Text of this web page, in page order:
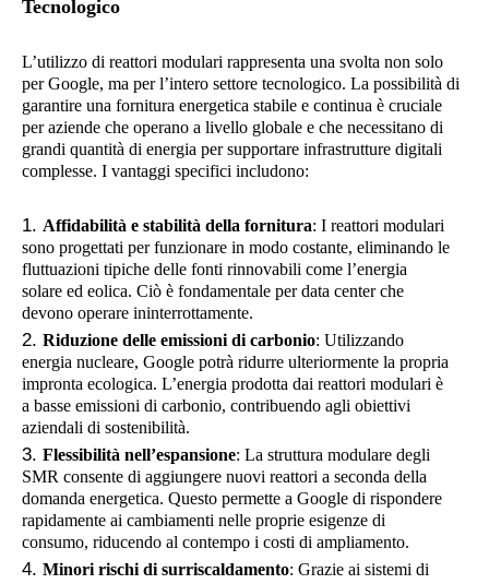
Tecnologico
L’utilizzo di reattori modulari rappresenta una svolta non solo
per Google, ma per l’intero settore tecnologico. La possibilità di
garantire una fornitura energetica stabile e continua è cruciale
per aziende che operano a livello globale e che necessitano di
grandi quantità di energia per supportare infrastrutture digitali
complesse. I vantaggi specifici includono:
Affidabilità e stabilità della fornitura: I reattori modulari
sono progettati per funzionare in modo costante, eliminando le
fluttuazioni tipiche delle fonti rinnovabili come l’energia
solare ed eolica. Ciò è fondamentale per data center che
devono operare ininterrottamente.
Riduzione delle emissioni di carbonio: Utilizzando
energia nucleare, Google potrà ridurre ulteriormente la propria
impronta ecologica. L’energia prodotta dai reattori modulari è
a basse emissioni di carbonio, contribuendo agli obiettivi
aziendali di sostenibilità.
Flessibilità nell’espansione: La struttura modulare degli
SMR consente di aggiungere nuovi reattori a seconda della
domanda energetica. Questo permette a Google di rispondere
rapidamente ai cambiamenti nelle proprie esigenze di
consumo, riducendo al contempo i costi di ampliamento.
Minori rischi di surriscaldamento: Grazie ai sistemi di